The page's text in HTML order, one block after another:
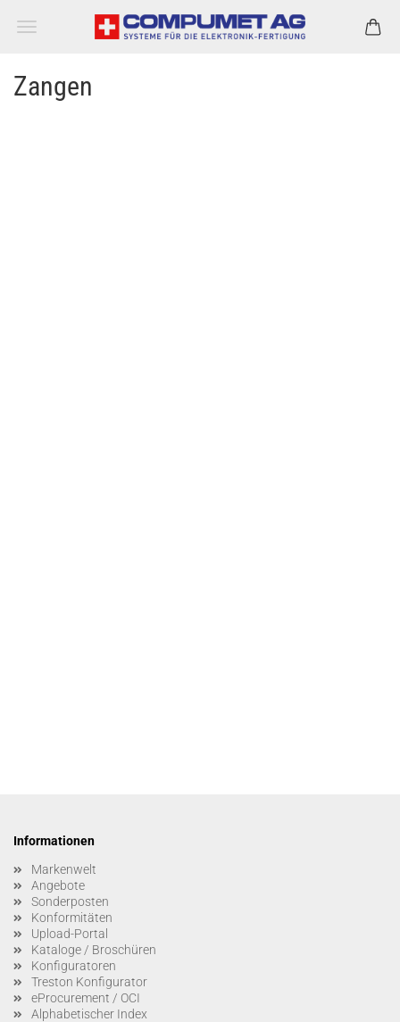
Zangen
Informationen
Markenwelt
Angebote
Sonderposten
Konformitäten
Upload-Portal
Kataloge / Broschüren
Konfiguratoren
Treston Konfigurator
eProcurement / OCI
Alphabetischer Index